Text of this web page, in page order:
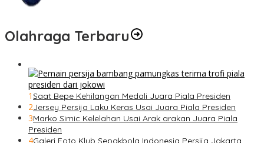
Olahraga Terbaru
1Saat Bepe Kehilangan Medali Juara Piala Presiden
2Jersey Persija Laku Keras Usai Juara Piala Presiden
3Marko Simic Kelelahan Usai Arak arakan Juara Piala
Presiden
4Galeri Foto Klub Sepakbola Indonesia Persija Jakarta